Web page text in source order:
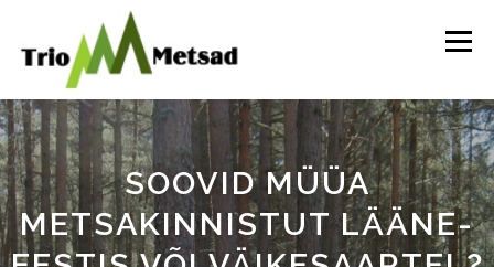
content
Menu
MILLEGA TEGELEME HINNAPÄRING MEIST
HUVITAVAT LUGEMIST KONTAKT
SOOVID MÜÜA
METSAKINNISTUT LÄÄNE-